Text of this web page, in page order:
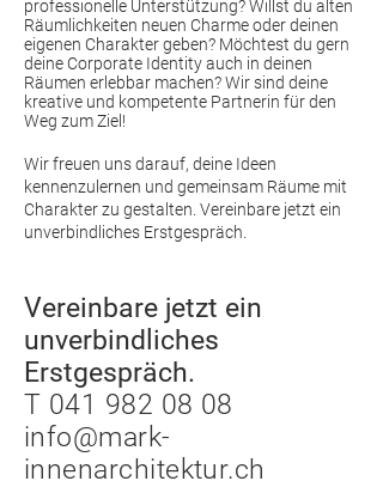
professionelle Unterstützung? Willst du alten
Räumlichkeiten neuen Charme oder deinen
eigenen Charakter geben? Möchtest du gern
deine Corporate Identity auch in deinen
Räumen erlebbar machen?Wir sind deine
kreative und kompetente Partnerin für den
Weg zum Ziel!
Wir freuen uns darauf, deine Ideen
kennenzulernen und gemeinsam Räume mit
Charakter zu gestalten. Vereinbare jetzt ein
unverbindliches Erstgespräch.
Vereinbare jetzt ein
unverbindliches
Erstgespräch.
T 041 982 08 08
info@mark-
innenarchitektur.ch